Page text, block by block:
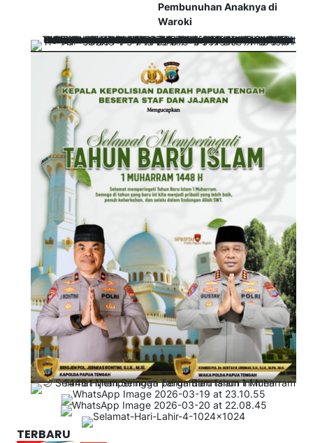
Pembunuhan Anaknya di
Waroki
TERBARU